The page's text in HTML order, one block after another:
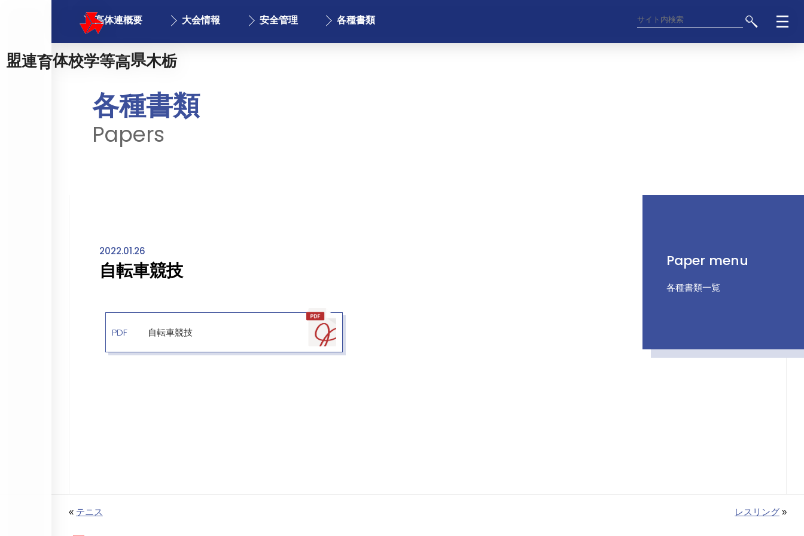
高体連概要 大会情報 安全管理 各種書類
各種書類
Papers
2022.01.26
自転車競技
PDF 自転車競技
« テニス レスリング »
Paper menu
各種書類一覧